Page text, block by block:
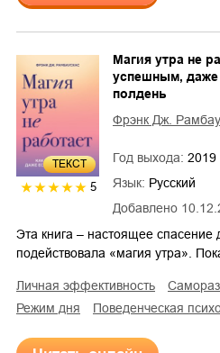
ТЕКСТ
5
Добавлено
Магия утра не
успешным,
полдень
Фрэнк Дж.
Год выхода: 2019
Язык: Русский
Эта книга – настоящее спасение
подействовала «магия утра».
личная эффективность
режим дня
поведенческая